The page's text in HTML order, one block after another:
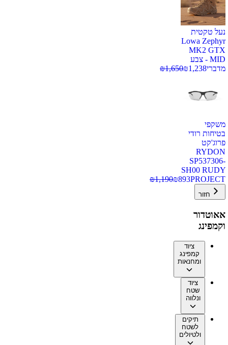
נעל טקטית
Lowa Zephyr
MK2 GTX
MID - צבע
מדברי
₪1,238
₪1,650
משקפי
בטיחות רודי
פרוג'קט
RYDON
SP537306-
SH00 RUDY
PROJECT
₪893
₪1,190
חזור
אאוטדור
וקמפינג
ציוד
קמפינג
ומחנאות
ציוד
שטח
ונלווה
תיקים
לשטח
ולטיולים